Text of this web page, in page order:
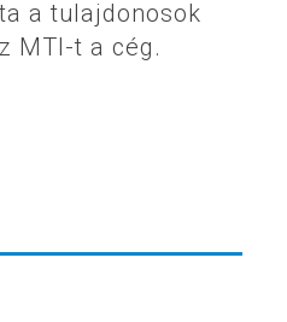
a tulajdonosok
MTI-t a cég.